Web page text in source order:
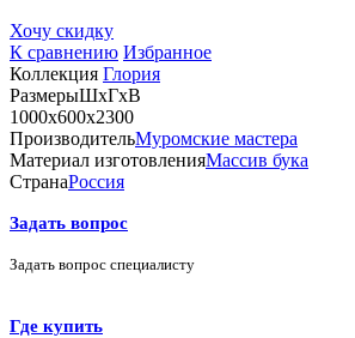
Хочу скидку
К сравнению Избранное
Коллекция Глория
РазмерыШхГхВ
1000х600х2300
ПроизводительМуромские мастера
Материал изготовленияМассив бука
СтранаРоссия
Задать вопрос
Задать вопрос специалисту
Где купить